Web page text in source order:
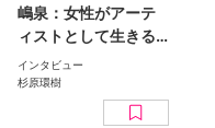
嶋泉：女性がアーテ
ィストとして生きる
こと、“消えた女性作
家”の作品をステレオ
タイプから解放する
インタビュー
杉原環樹